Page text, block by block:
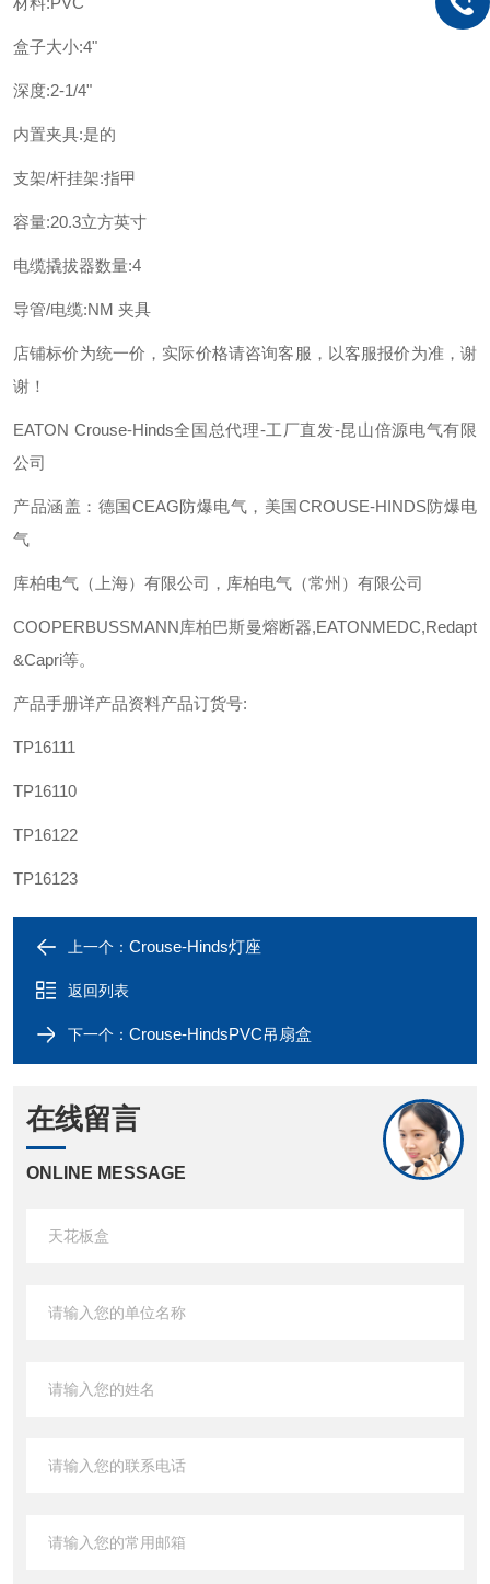
盒子大小:4"
深度:2-1/4"
内置夹具:是的
支架/杆挂架:指甲
容量:20.3立方英寸
电缆撬拔器数量:4
导管/电缆:NM 夹具
店铺标价为统一价，实际价格请咨询客服，以客服报价为准，谢
谢！
EATON Crouse-Hinds全国总代理-工厂直发-昆山倍源电气有限
公司
产品涵盖：德国CEAG防爆电气，美国CROUSE-HINDS防爆电
气
库柏电气（上海）有限公司，库柏电气（常州）有限公司
COOPERBUSSMANN库柏巴斯曼熔断器,EATONMEDC,Redapt
&Capri等。
产品手册详产品资料产品订货号:
TP16111
TP16110
TP16122
TP16123
上一个： Crouse-Hinds灯座
返回列表
下一个： Crouse-HindsPVC吊扇盒
在线留言
ONLINE MESSAGE